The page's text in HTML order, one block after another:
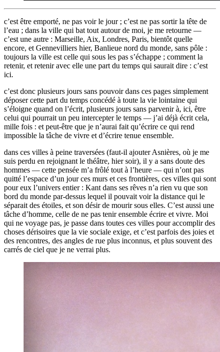
c’est être emporté, ne pas voir le jour ; c’est ne pas sortir la tête de
l’eau ; dans la ville qui bat tout autour de moi, je me retourne —
c’est une autre : Marseille, Aix, Londres, Paris, bientôt quelle
encore, et Gennevilliers hier, Banlieue nord du monde, sans pôle :
toujours la ville est celle qui sous les pas s’échappe ; comment la
retenir, et retenir avec elle une part du temps qui saurait dire : c’est
ici.
c’est donc plusieurs jours sans pouvoir dans ces pages simplement
déposer cette part du temps concédé à toute la vie lointaine qui
s’éloigne quand on l’écrit, plusieurs jours sans parvenir à, ici, être
celui qui pourrait un peu intercepter le temps — j’ai déjà écrit cela,
mille fois : et peut-être que je n’aurai fait qu’écrire ce qui rend
impossible la tâche de vivre et d’écrire tenue ensemble.
dans ces villes à peine traversées (faut-il ajouter Asnières, où je me
suis perdu en rejoignant le théâtre, hier soir), il y a sans doute des
hommes — cette pensée m’a frôlé tout à l’heure — qui n’ont pas
quitté l’espace d’un jour ces murs et ces frontières, ces villes qui sont
pour eux l’univers entier : Kant dans ses rêves n’a rien vu que son
bord du monde par-dessus lequel il pouvait voir la distance qui le
séparait des étoiles, et son désir de mourir sous elles. C’est aussi une
tâche d’homme, celle de ne pas tenir ensemble écrire et vivre. Moi
qui ne voyage pas, je passe dans toutes ces villes pour accomplir des
choses dérisoires que la vie sociale exige, et c’est parfois des joies et
des rencontres, des angles de rue plus inconnus, et plus souvent des
carrés de ciel que je ne verrai plus.